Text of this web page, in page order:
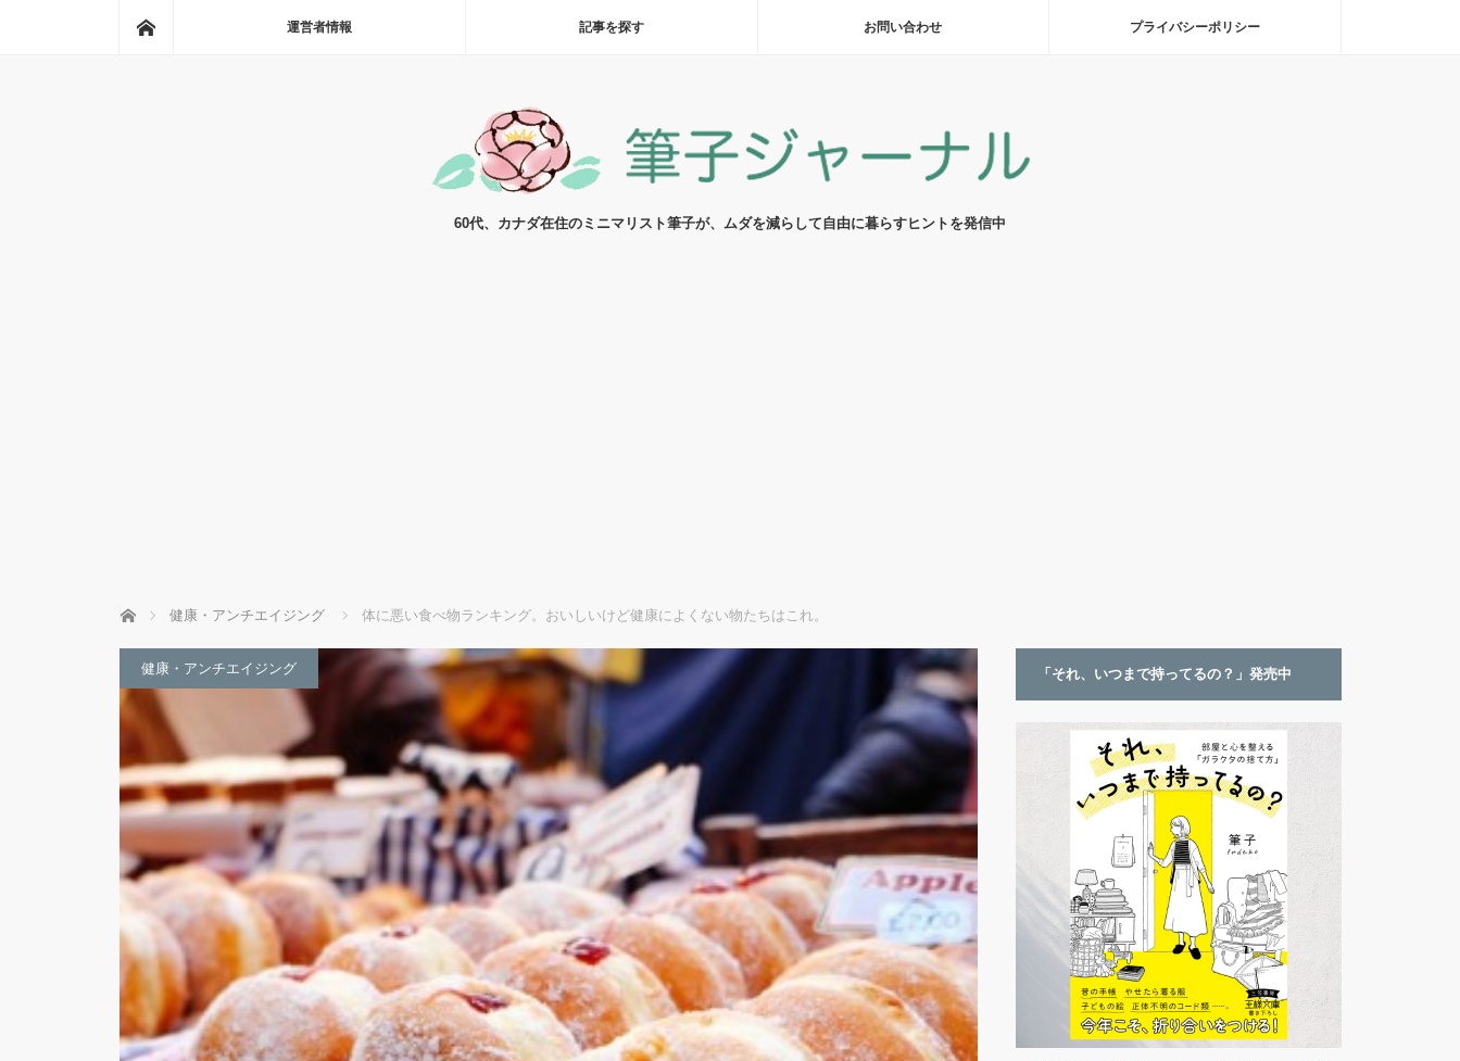
運営者情報 記事を探す お問い合わせ プライバシーポリシー
60代、カナダ在住のミニマリスト筆子が、ムダを減らして自由に暮らすヒントを発信中
ホーム 健康・アンチエイジング 体に悪い食べ物ランキング。おいしいけど健康によくない物たちはこれ。
健康・アンチエイジング 「それ、いつまで持ってるの？」発売中